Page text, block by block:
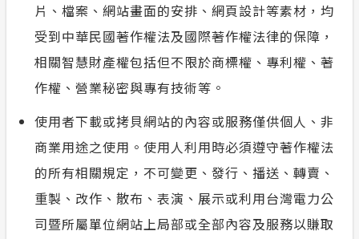
片、檔案、網站畫面的安排、網頁設計等素材，均
受到中華民國著作權法及國際著作權法律的保障，
相關智慧財產權包括但不限於商標權、專利權、著
作權、營業秘密與專有技術等。
使用者下載或拷貝網站的內容或服務僅供個人、非
商業用途之使用。使用人利用時必須遵守著作權法
的所有相關規定，不可變更、發行、播送、轉賣、
重製、改作、散布、表演、展示或利用台灣電力公
司暨所屬單位網站上局部或全部內容及服務以賺取